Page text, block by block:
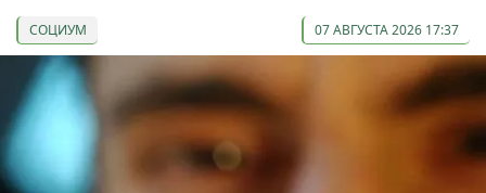
СОЦИУМ 07 АВГУСТА 2026 17:37